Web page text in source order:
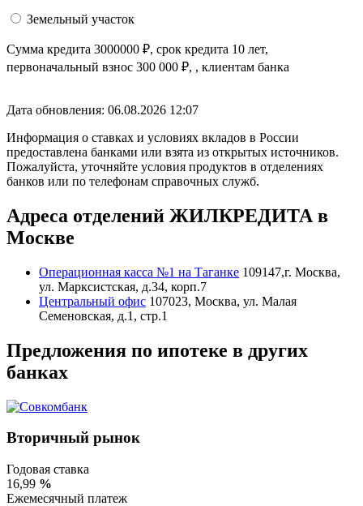
Земельный участок
Сумма кредита 3000000 ₽, срок кредита 10 лет,
первоначальный взнос 300 000 ₽, , клиентам банка
Дата обновления: 06.08.2026 12:07
Информация о ставках и условиях вкладов в России
предоставлена банками или взята из открытых источников.
Пожалуйста, уточняйте условия продуктов в отделениях
банков или по телефонам справочных служб.
Адреса отделений ЖИЛКРЕДИТА в
Москве
Операционная касса №1 на Таганке 109147,г. Москва,
ул. Марксистская, д.34, корп.7
Центральный офис 107023, Москва, ул. Малая
Семеновская, д.1, стр.1
Предложения по ипотеке в других
банках
Вторичный рынок
Годовая ставка
16,99 %
Ежемесячный платеж